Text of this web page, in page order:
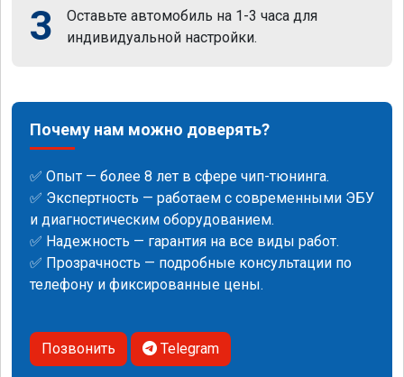
3
Оставьте автомобиль на 1-3 часа для
индивидуальной настройки.
Почему нам можно доверять?
✅ Опыт — более 8 лет в сфере чип-тюнинга.
✅ Экспертность — работаем с современными ЭБУ
и диагностическим оборудованием.
✅ Надежность — гарантия на все виды работ.
✅ Прозрачность — подробные консультации по
телефону и фиксированные цены.
Позвонить Telegram